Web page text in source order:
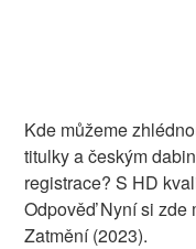
Kde můžeme
titulky a českým
registrace? S HD
Odpověď Nyní si zde
Zatmění (2023).